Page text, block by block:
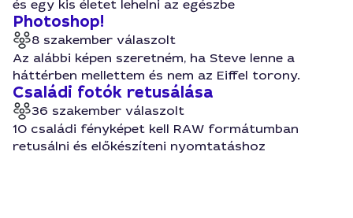
és egy kis életet lehelni az egészbe
Photoshop!
8 szakember válaszolt
Az alábbi képen szeretném, ha Steve lenne a
háttérben mellettem és nem az Eiffel torony.
Családi fotók retusálása
36 szakember válaszolt
10 családi fényképet kell RAW formátumban
retusálni és előkészíteni nyomtatáshoz